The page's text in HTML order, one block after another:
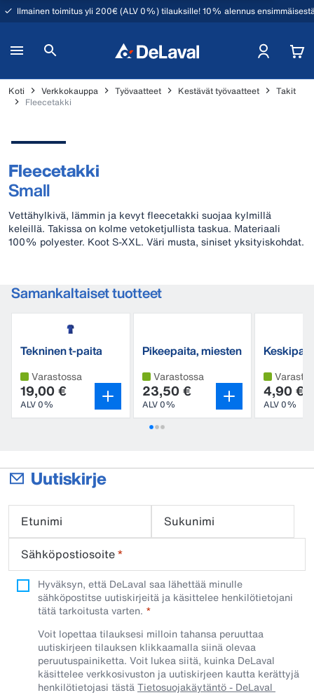
Ilmainen toimitus yli 200€ (ALV 0%) tilauksille! 10% alennus
Koti Verkkokauppa Työvaatteet Kestävät työvaatteet
Takit
Fleecetakki
Fleecetakki
Small
Vettähylkivä, lämmin ja kevyt fleecetakki suojaa kylmillä
keleillä. Takissa on kolme vetoketjullista taskua. Materiaali
100% polyester. Koot S-XXL. Väri musta, siniset yksityiskohdat.
Samankaltaiset tuotteet
Tekninen t-paita
Varastossa
19,00 €
ALV 0%
Pikeepaita, miesten
Varastossa
23,50 €
ALV 0%
4,90 €
ALV 0%
Uutiskirje
Etunimi
Sukunimi
Sähköpostiosoite*
Hyväksyn, että DeLaval saa lähettää minulle
sähköpostitse uutiskirjeitä ja käsittelee henkilötietojani
tätä tarkoitusta varten.
Voit lopettaa tilauksesi milloin tahansa peruuttaa
uutiskirjeen tilauksen klikkaamalla siinä olevaa
peruutuspainiketta. Voit lukea siitä, kuinka DeLaval
käsittelee verkkosivuston ja uutiskirjeen kautta kerättyjä
henkilötietojasi tästäTietosuojakäytäntö - DeLaval